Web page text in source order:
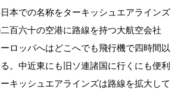
本での名称をターキッシュエアラインズ
百六十の空港に路線を持つ大航空会社
ロッパへはどこへでも飛行機で四時間以
。中近東にも旧ソ連諸国に行くにも便利
キッシュエアラインズは路線を拡大して